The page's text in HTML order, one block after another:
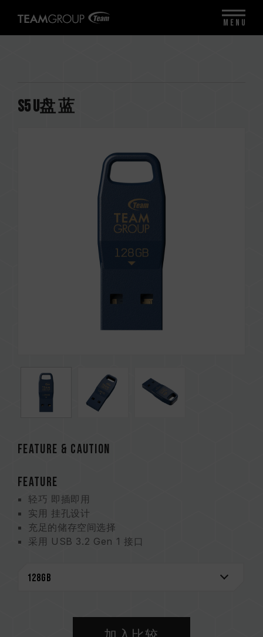
S5 U盘 蓝
Feature & CAUTION
FEATURE
轻巧 即插即用
实用 挂孔设计
充足的储存空间选择
采用 USB 3.2 Gen 1 接口
MENU